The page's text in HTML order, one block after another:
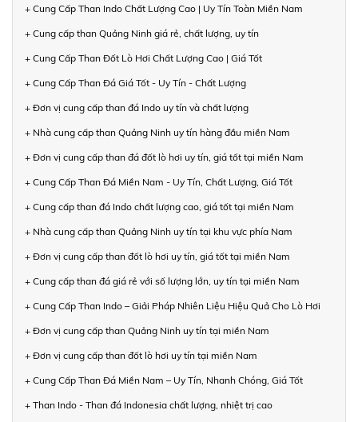
+ Cung Cấp Than Indo Chất Lượng Cao | Uy Tín Toàn Miền Nam
+ Cung cấp than Quảng Ninh giá rẻ, chất lượng, uy tín
+ Cung Cấp Than Đốt Lò Hơi Chất Lượng Cao | Giá Tốt
+ Cung Cấp Than Đá Giá Tốt - Uy Tín - Chất Lượng
+ Đơn vị cung cấp than đá Indo uy tín và chất lượng
+ Nhà cung cấp than Quảng Ninh uy tín hàng đầu miền Nam
+ Đơn vị cung cấp than đá đốt lò hơi uy tín, giá tốt tại miền Nam
+ Cung Cấp Than Đá Miền Nam - Uy Tín, Chất Lượng, Giá Tốt
+ Cung cấp than đá Indo chất lượng cao, giá tốt tại miền Nam
+ Nhà cung cấp than Quảng Ninh uy tín tại khu vực phía Nam
+ Đơn vị cung cấp than đốt lò hơi uy tín, giá tốt tại miền Nam
+ Cung cấp than đá giá rẻ với số lượng lớn, uy tín tại miền Nam
+ Cung Cấp Than Indo – Giải Pháp Nhiên Liệu Hiệu Quả Cho Lò Hơi
+ Đơn vị cung cấp than Quảng Ninh uy tín tại miền Nam
+ Đơn vị cung cấp than đốt lò hơi uy tín tại miền Nam
+ Cung Cấp Than Đá Miền Nam – Uy Tín, Nhanh Chóng, Giá Tốt
+ Than Indo - Than đá Indonesia chất lượng, nhiệt trị cao